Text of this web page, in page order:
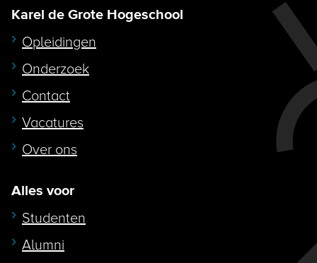
Karel de Grote Hogeschool
Opleidingen
Onderzoek
Contact
Vacatures
Over ons
Alles voor
Studenten
Alumni